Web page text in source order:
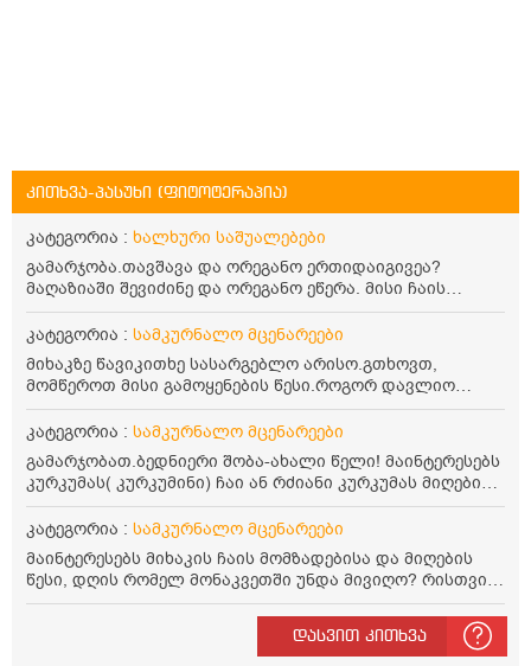
კითხვა-პასუხი (ფიტოტერაპია)
კატეგორია : ხალხური საშუალებები
გამარჯობა.თავშავა და ორეგანო ერთიდაიგივეა?
მაღაზიაში შევიძინე და ორეგანო ეწერა. მისი ჩაის
დალევის წესი მაინტერესებს.რისთვის არის კარგი?
წავიკითხე რომ: 1 ჭიქა თბილ წყალში ჩავყაროთ 1 ჩაის
კოვზი დაქუცმაცებული და გამხმარი ორეგანო და
გავაჩეროთ 10-15 წუთი, მივიღოთო ჭამიდან 1-2 საათში.
მიზანი: ანტიოქსიდანტური და ანთების საწინააღმდეგო
თვისება. სწორია ეს ინფორმაცია? უკუჩვენება რა აქვს
და ბრონქულ ასთმას თუ შველის ორეგანოს ჩაი?
კატეგორია : სამკურნალო მცენარეები
მიხაკზე წავიკითხე სასარგებლო არისო.გთხოვთ,
მომწეროთ მისი გამოყენების წესი.როგორ დავლიო
მიხაკის ჩაი. ასევე მაინტერესებს ლეიკოციტები მაქვს
ოდნავ დაბალი და წავიკითხე ლეიკოციტების დონეს
კატეგორია : სამკურნალო მცენარეები
გამარჯობათ.ბედნიერი შობა-ახალი წელი! მაინტერესებს
კურკუმას( კურკუმინი) ჩაი ან რძიანი კურკუმას მიღების
წესი. მაინტერესებდა და წავიკითხე ასეთი ინფორმაცია:
კურკუმას გააჩნია ანთების საწინააღმდეგო,
დამამშვიდებელი და ანტიოქსიდანტური თვისებები.ის
უნდა მივიღოთო ცხიმთან და შავ პილპილთან ერთად
ეფექტურობის მიზნით. 1) პირველი ვარიანტი არის ჩაი:
როგორ მივიღო კურკუმას ჩაი? უზმოზე,ჭამამდე თუ ჭამის
შემდეგ? თბილი წყალი უნდა დავასხათ თუ მდუღარე?
წავიკითხე რომ კურკუმას თუ დავასხამთ მდუღარე
კატეგორია : სამკურნალო მცენარეები
მაინტერესებს მიხაკის ჩაის მომზადებისა და მიღების
წესი, დღის რომელ მონაკვეთში უნდა მივიღო? რისთვის
არის სასარგებლო და უკუჩვენება თუ აქვს
დასვით კითხვა